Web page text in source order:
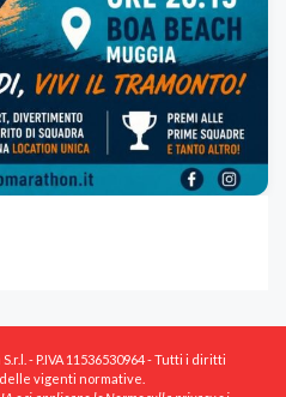
- P.IVA 11536530964 - Tutti i diritti
vigenti normative.